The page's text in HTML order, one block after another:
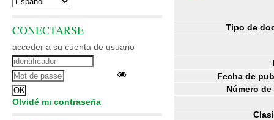
Tipo de
Fecha de
Número
CONECTARSE
acceder a su cuenta de usuario
Olvidé mi contraseña